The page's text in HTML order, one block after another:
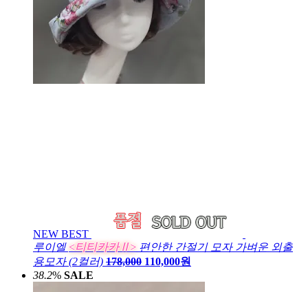
NEW BEST
루이엘 <티티카카Ⅱ> 편안한 간절기 모자 가벼운 외출
용모자 (2컬러) 178,000 110,000원
38.2% SALE